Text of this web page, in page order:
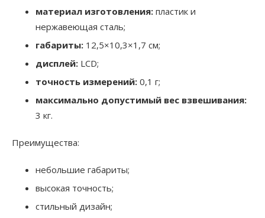
материал изготовления: пластик и
нержавеющая сталь;
габариты: 12,5×10,3×1,7 см;
дисплей: LCD;
точность измерений: 0,1 г;
максимально допустимый вес взвешивания:
3 кг.
Преимущества:
небольшие габариты;
высокая точность;
стильный дизайн;